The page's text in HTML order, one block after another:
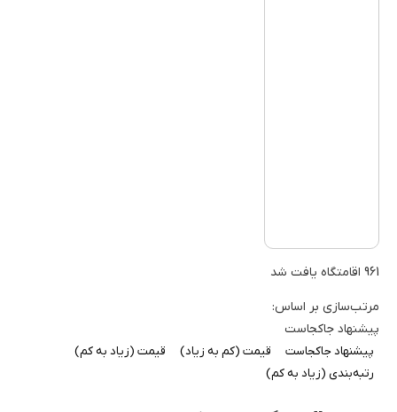
961 اقامتگاه یافت شد
مرتب‌سازی بر اساس:
پیشنهاد جاکجاست
پیشنهاد جاکجاست قیمت (کم به زیاد)
قیمت (زیاد به کم)
رتبه‌بندی (زیاد به کم)